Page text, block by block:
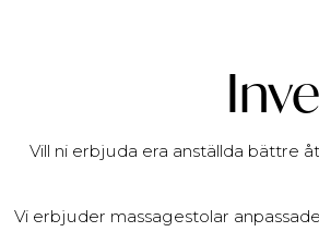
Vill ni erbjuda era anställda bättre
Vi erbjuder massagestolar